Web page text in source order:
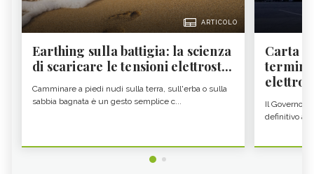
ARTICOLO
Earthing sulla battigia: la scienza
di scaricare le tensioni elettrost...
Camminare a piedi nudi sulla terra, sull'erba o sulla
sabbia bagnata è un gesto semplice c...
Carta
Il Governo
definitivo